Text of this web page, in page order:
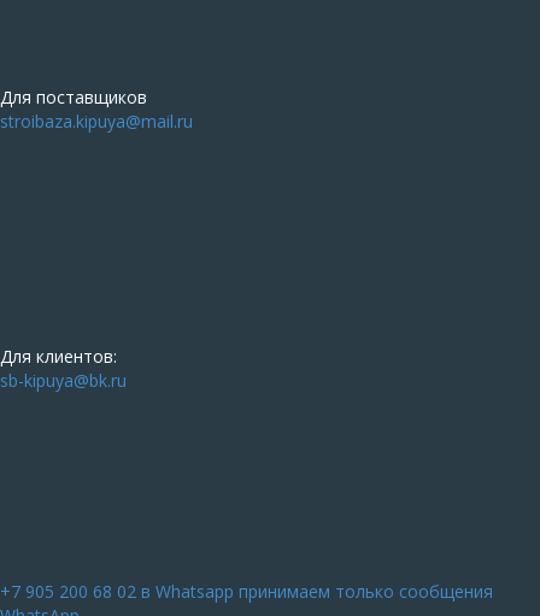
Для поставщиков
stroibaza.kipuya@mail.ru
Для клиентов:
sb-kipuya@bk.ru
+7 905 200 68 02 в Whatsapp принимаем только сообщения